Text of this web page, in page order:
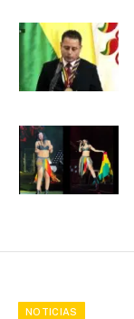
NOTICIAS